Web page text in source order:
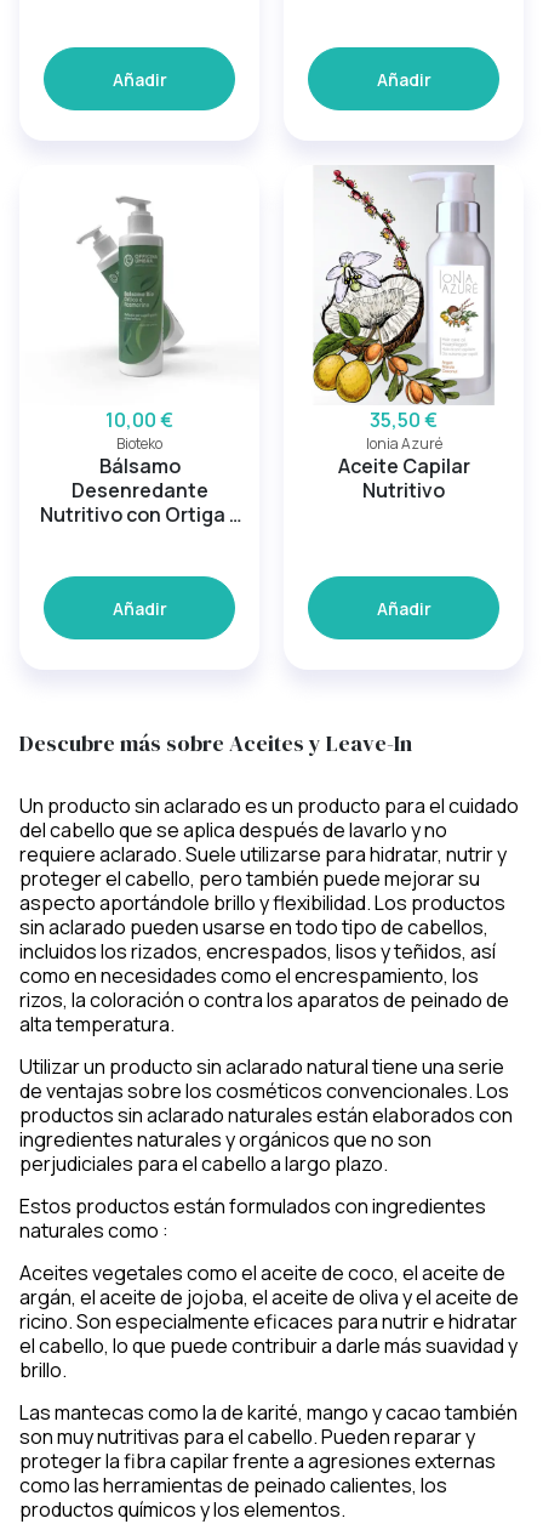
Añadir Añadir
10,00 €
Bioteko
Bálsamo
Desenredante
Nutritivo con Ortiga y
Añadir
35,50 €
Ionia Azuré
Aceite Capilar
Nutritivo
Añadir
Descubre más sobre Aceites y Leave-In
Un producto sin aclarado es un producto para el cuidado
del cabello que se aplica después de lavarlo y no
requiere aclarado. Suele utilizarse para hidratar, nutrir y
proteger el cabello, pero también puede mejorar su
aspecto aportándole brillo y flexibilidad. Los productos
sin aclarado pueden usarse en todo tipo de cabellos,
incluidos los rizados, encrespados, lisos y teñidos, así
como en necesidades como el encrespamiento, los
rizos, la coloración o contra los aparatos de peinado de
alta temperatura.
Utilizar un producto sin aclarado natural tiene una serie
de ventajas sobre los cosméticos convencionales. Los
productos sin aclarado naturales están elaborados con
ingredientes naturales y orgánicos que no son
perjudiciales para el cabello a largo plazo.
Estos productos están formulados con ingredientes
naturales como :
Aceites vegetales como el aceite de coco, el aceite de
argán, el aceite de jojoba, el aceite de oliva y el aceite de
ricino. Son especialmente eficaces para nutrir e hidratar
el cabello, lo que puede contribuir a darle más suavidad y
brillo.
Las mantecas como la de karité, mango y cacao también
son muy nutritivas para el cabello. Pueden reparar y
proteger la fibra capilar frente a agresiones externas
como las herramientas de peinado calientes, los
productos químicos y los elementos.